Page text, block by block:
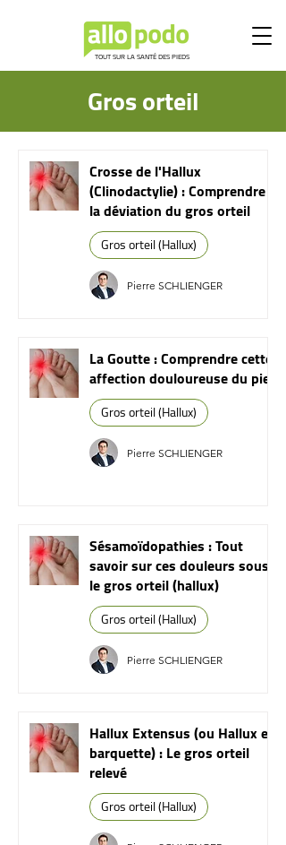
TOUT SUR LA SANTÉ DES PIEDS
Gros orteil
Crosse de l'Hallux
(Clinodactylie) : Comprendre
la déviation du gros orteil
Gros orteil (Hallux)
Pierre SCHLIENGER
La Goutte : Comprendre cette
affection douloureuse du pied
Gros orteil (Hallux)
Pierre SCHLIENGER
Sésamoïdopathies : Tout
savoir sur ces douleurs sous
le gros orteil (hallux)
Gros orteil (Hallux)
Pierre SCHLIENGER
Hallux Extensus (ou Hallux en
barquette) : Le gros orteil
relevé
Gros orteil (Hallux)